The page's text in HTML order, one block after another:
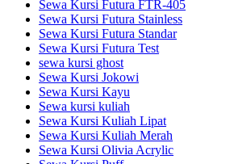
Sewa Kursi Futura FTR-405
Sewa Kursi Futura Stainless
Sewa Kursi Futura Standar
Sewa Kursi Futura Test
sewa kursi ghost
Sewa Kursi Jokowi
Sewa Kursi Kayu
Sewa kursi kuliah
Sewa Kursi Kuliah Lipat
Sewa Kursi Kuliah Merah
Sewa Kursi Olivia Acrylic